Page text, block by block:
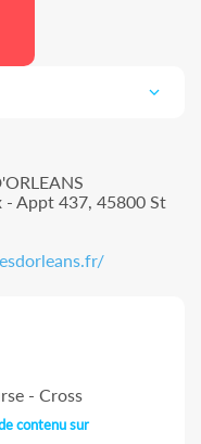
- Appt 437, 45800 St
- Cross
contenu sur